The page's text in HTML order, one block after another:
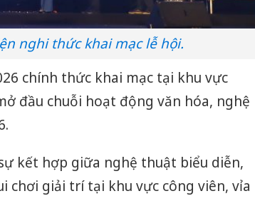
nghi thức khai mạc lễ hội.
chính thức khai mạc tại khu vực
đầu chuỗi hoạt động văn hóa, nghệ
kết hợp giữa nghệ thuật biểu diễn,
chơi giải trí tại khu vực công viên, vỉa